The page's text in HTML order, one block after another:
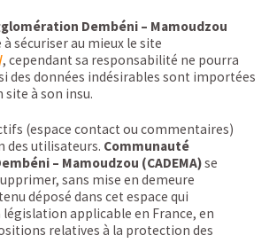
Dembéni – Mamoudzou
à sécuriser au mieux le site
/, cependant sa responsabilité ne pourra
des données indésirables sont importées
à son insu.
(espace contact ou commentaires)
des utilisateurs. Communauté
– Mamoudzou (CADEMA)se
sans mise en demeure
déposé dans cet espace qui
applicable en France, en
relatives à la protection des